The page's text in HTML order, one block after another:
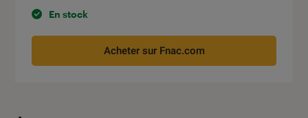
En stock
Acheter sur Fnac.com